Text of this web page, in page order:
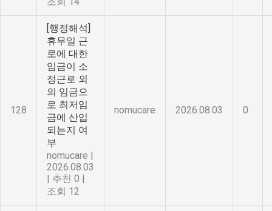
128
[행정해석]
휴무일 근
로에 대한
임금이 소
정근로 외
의 임금으
로 최저임
금에 산입
되는지 여
부
nomucare |
2026.08.03
| 추천 0 |
조회 12
nomucare 2026.08.03 0